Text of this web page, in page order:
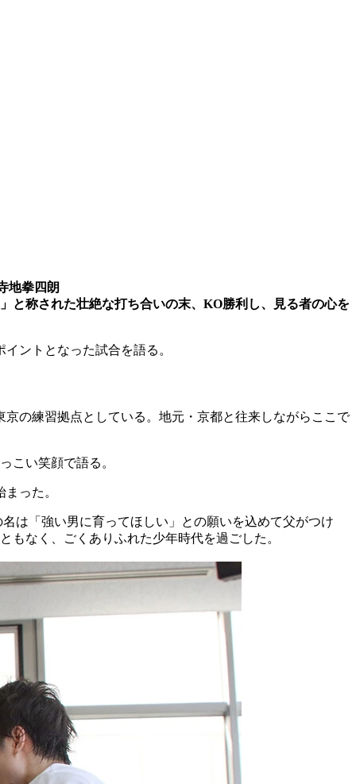
地拳四朗
と称された壮絶な打ち合いの末、KO勝利し、見る者の心を
ントとなった試合を語る。
の練習拠点としている。地元・京都と往来しながらここで
こい笑顔で語る。
った。
は「強い男に育ってほしい」との願いを込めて父がつけ
なく、ごくありふれた少年時代を過ごした。